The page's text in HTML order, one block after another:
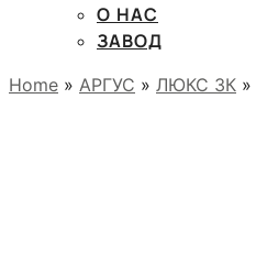
О НАС
ЗАВОД
Home » АРГУС » ЛЮКС 3К »